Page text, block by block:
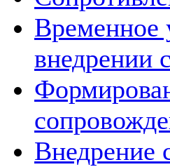
Временное
внедрении
Внедрение